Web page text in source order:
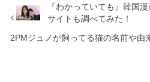
『わかっていても』韓国
サイトも調べてみた！
2PMジュノが飼ってる猫の名前や由